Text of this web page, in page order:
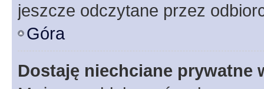
jeszcze odczytane przez
Góra
Dostaję niechciane prywatne